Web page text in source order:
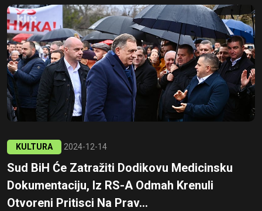
KULTURA 2024-12-14
Sud BiH Će Zatražiti Dodikovu Medicinsku
Dokumentaciju, Iz RS-A Odmah Krenuli
Otvoreni Pritisci Na Prav...